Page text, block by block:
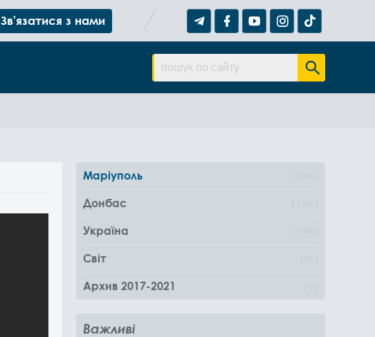
Зв'язатися з нами
Маріуполь
Донбас
Україна
Світ
Архив 2017-2021
Важливі